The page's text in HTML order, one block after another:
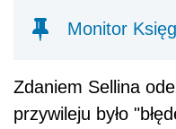
Monitor
Zdaniem Sellina
przywileju było